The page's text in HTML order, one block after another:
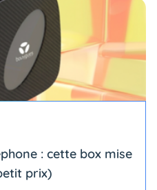
: cette box mise
prix)